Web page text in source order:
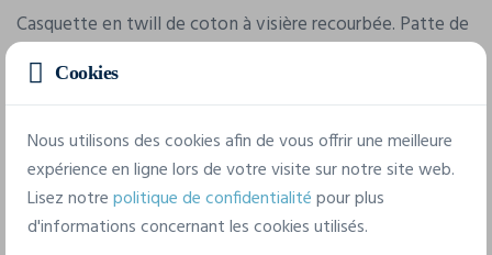
Casquette en twill de coton à visière recourbée. Patte de
réglage velcro à l’arrière.
Caractéristiques
Marque
James-Harvest
Cookies
Nous utilisons des cookies afin de vous offrir une meilleure
expérience en ligne lors de votre visite sur notre site web.
Lisez notrepolitique de confidentialitépour plus
d'informations concernant les cookies utilisés.